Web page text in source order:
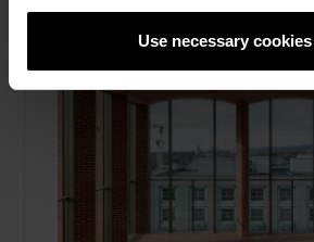
Use necessary